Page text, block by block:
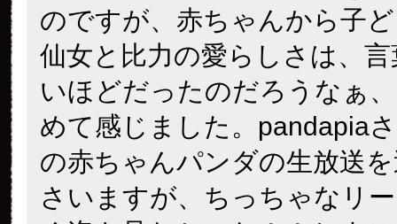
のですが、赤ちゃんから子
仙女と比力の愛らしさは、
いほどだったのだろうなぁ
めて感じました。pandapia
の赤ちゃんパンダの生放送
さいますが、ちっちゃなリ